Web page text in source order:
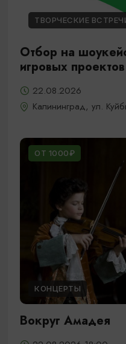
ТВОРЧЕСКИЕ
Отбор на
игровых проектов
22.08.2026
Калининград, ул.
ОТ 1000₽
КОНЦЕРТЫ
Вокруг Амадея